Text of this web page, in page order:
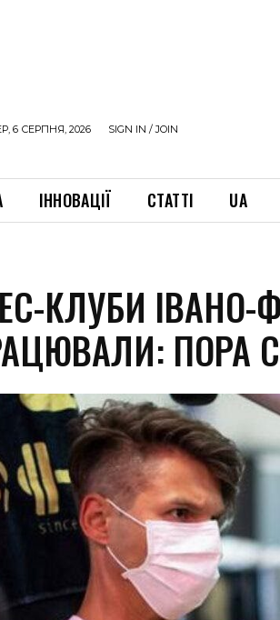
6 СЕРПНЯ, 2026 SIGN IN / JOIN
ІННОВАЦІЇ СТАТТІ UA
КЛУБИ ІВАНО-
ПОРА